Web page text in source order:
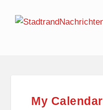
My Calendar